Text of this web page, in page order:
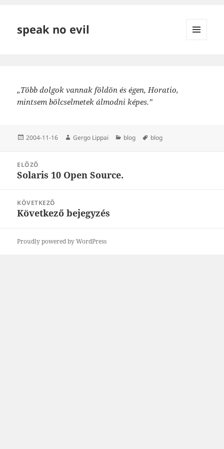
speak no evil
„Több dolgok vannak földön és égen, Horatio,
mintsem bölcselmetek álmodni képes.”
Közzétéve
2004-11-16 Szerző
Gergo Lippai Kategória
blog Címke
blog
navigáció
ELŐZŐ
Korábbi
Solaris 10 Open Source.
KÖVETKEZŐ
Következő
Következő bejegyzés
Proudly powered by WordPress